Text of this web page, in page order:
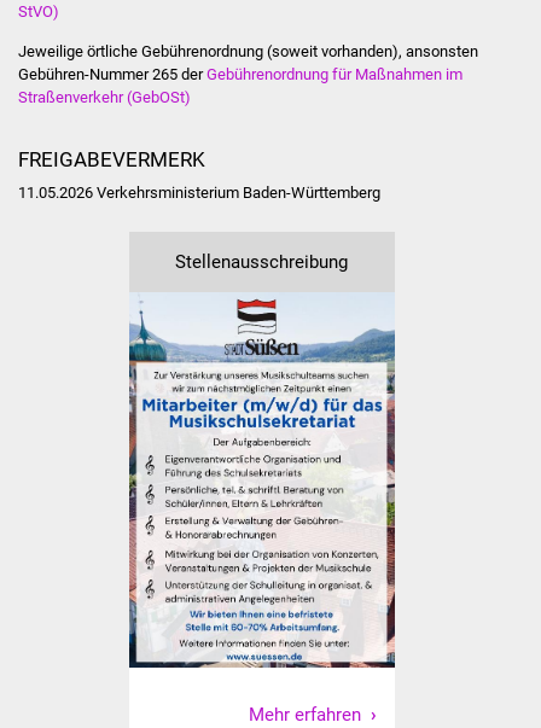
Suenergie
Gesundheit und Notfall
Ärzte und Apotheken
Hitzewarnung / UV-
Index
ÖPNV
Bürgerbus (MOBS)
Abfall und Entsorgung
Kultur & Freizeit
StVO)
Jeweilige örtliche Gebührenordnung (soweit vorhanden), ansonsten
Gebühren-Nummer 265 derGebührenordnung für Maßnahmen im
Straßenverkehr (GebOSt)
FREIGABEVERMERK
11.05.2026 Verkehrsministerium Baden-Württemberg
Stellenausschreibung
Mehr erfahren